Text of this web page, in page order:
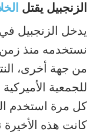
الزنجبيل يقتل
يدخل الزنجبيل في
نستخدمه منذ زمن
من جهة أخرى،
للجمعية
كل مرة استخدم
كانت هذه